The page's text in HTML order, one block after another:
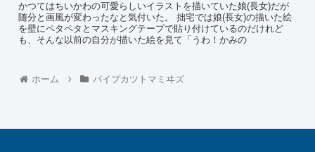
かつてはちいかわの可愛らしいイラストを描いていた娘(長女)だが
随分と画風が変わったなと気付いた。 拙宅では娘(長女)の描いた絵
を壁にペタペタとマスキングテープで貼り付けているのだけれど
も、そんな以前の自分が描いた絵を見て「うわ！かみの
ホーム パイプカツトマミヰズ